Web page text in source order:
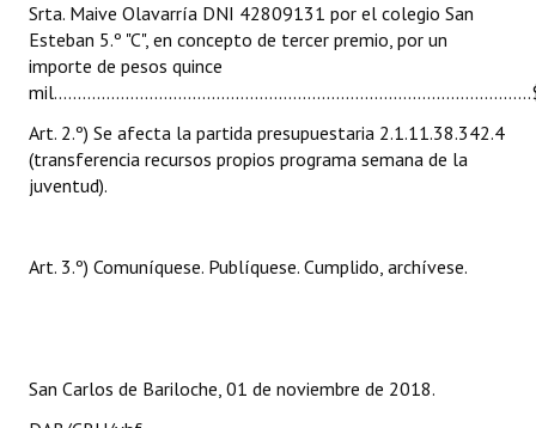
Datos Históricos
Premio al Mérito - Registro
Audiencias Públicas - Registro
Mujeres que Dejaron Huellas - Registro
Ciudadano Ilustre - Registro
Antiguos Pobladores - Registro
Srta. Maive Olavarría DNI 42809131 por el colegio San
Esteban 5.º "C", en concepto de tercer premio, por un
importe de pesos quince
Art. 2.º) Se afecta la partida presupuestaria 2.1.11.38.342.4
(transferencia recursos propios programa semana de la
juventud).
Art. 3.º) Comuníquese. Publíquese. Cumplido, archívese.
San Carlos de Bariloche, 01 de noviembre de 2018.